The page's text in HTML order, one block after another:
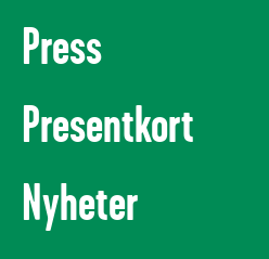
Press
Presentkort
Nyheter